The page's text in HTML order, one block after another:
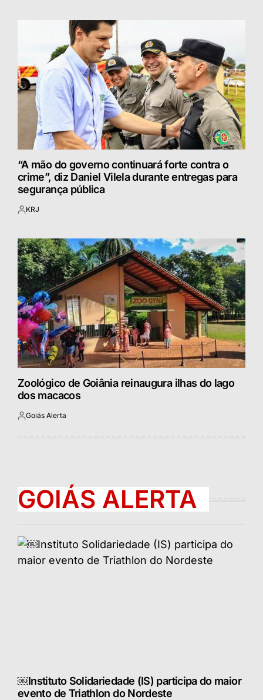
“A mão do governo continuará forte contra o
crime”, diz Daniel Vilela durante entregas para
segurança pública
Postado
KRJ
Zoológico de Goiânia reinaugura ilhas do lago
dos macacos
Postado
Goiás Alerta
GOIÁS ALERTA
￼Instituto Solidariedade (IS) participa do maior
evento de Triathlon do Nordeste